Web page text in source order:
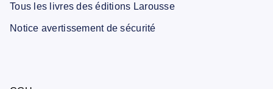
Tous les livres des éditions Larousse
Notice avertissement de sécurité